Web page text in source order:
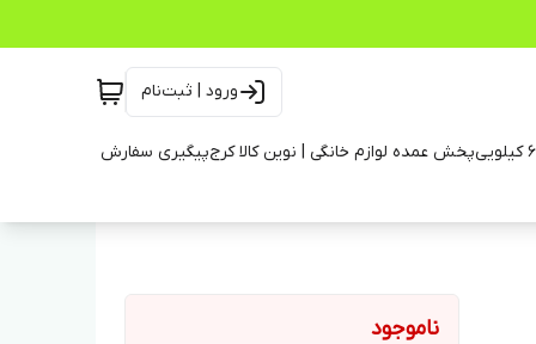
ورود | ثبت‌نام
پخش عمده لوازم خانگی | نوین کالا کرجپیگیری سفارش
ناموجود